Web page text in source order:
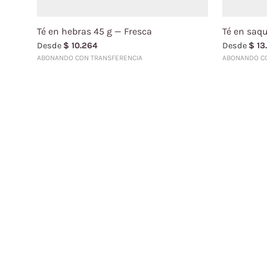
Té en hebras 45 g — Fresca
Desde $ 10.264
ABONANDO CON TRANSFERENCIA
Té en
Desde $
ABONANDO